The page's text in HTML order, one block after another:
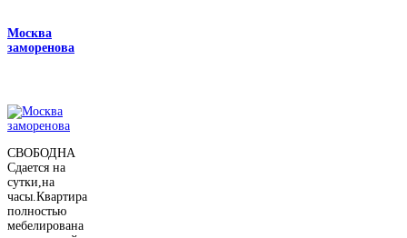
Москва
заморенова
СВОБОДНА
Сдается на
сутки,на
часы.Квартира
полностью
мебелирована